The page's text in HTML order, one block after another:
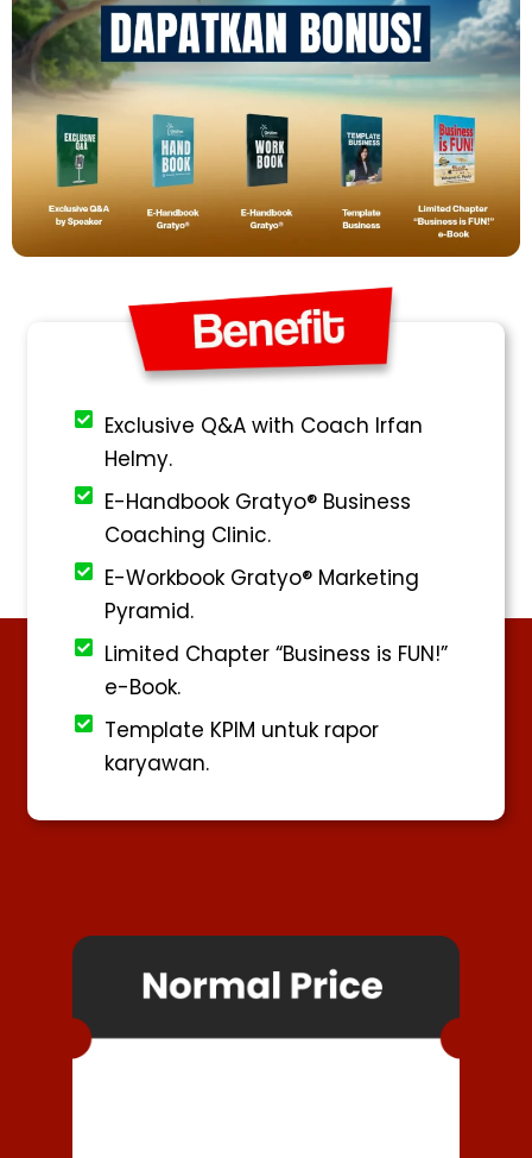
Exclusive Q&A with Coach Irfan
Helmy.
E-Handbook Gratyo® Business
Coaching Clinic.
E-Workbook Gratyo® Marketing
Pyramid.
Limited Chapter “Business is FUN!”
e-Book.
Template KPIM untuk rapor
karyawan.